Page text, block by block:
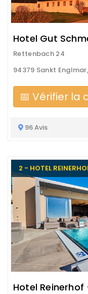
Hotel Gut
Rettenbach 24
94379 Sankt
📅 Vérifier la
96 Avis
2 - HOTEL
Hotel